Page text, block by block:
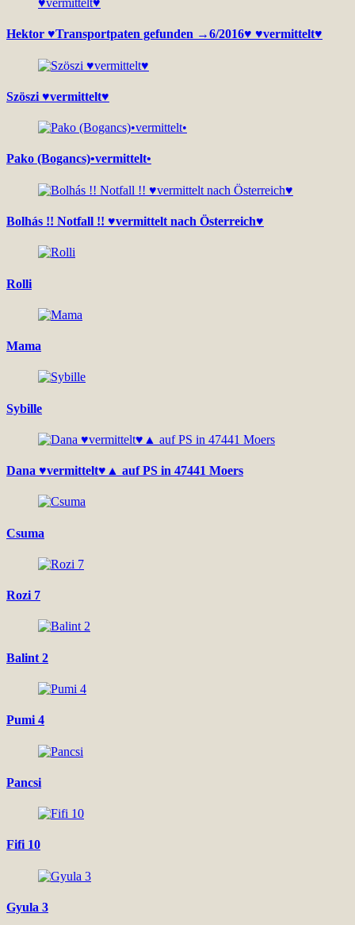
Hektor ♥Transportpaten gefunden →6/2016♥ ♥vermittelt♥
Szöszi ♥vermittelt♥
Pako (Bogancs)•vermittelt•
Bolhás !! Notfall !! ♥vermittelt nach Österreich♥
Rolli
Mama
Sybille
Dana ♥vermittelt♥▲ auf PS in 47441 Moers
Csuma
Rozi 7
Balint 2
Pumi 4
Pancsi
Fifi 10
Gyula 3